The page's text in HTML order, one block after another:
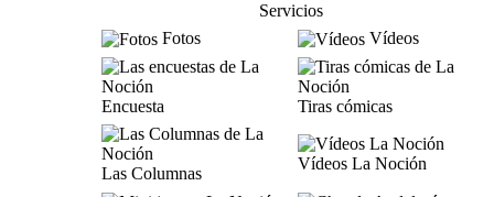
Servicios
Fotos
Vídeos
Encuesta Tiras cómicas
Las Columnas
Vídeos La Noción